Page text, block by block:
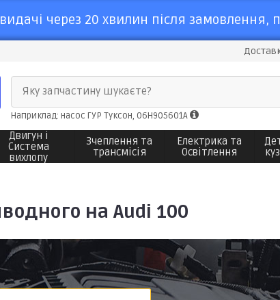
через 20 хвилин після замовлення,
Яку запчастину шукаєте?
Наприклад: насос ГУР Туксон, 06H905601A
Двигун і
Система
вихлопу
Зчеплення та
трансмісія
Електрика та
Освітлення
на Audi 100